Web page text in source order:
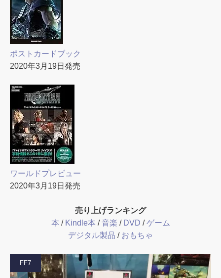
ポストカードブック
2020年3月19日発売
ワールドプレビュー
2020年3月19日発売
売り上げランキング
本 / Kindle本 /音楽 / DVD /ゲーム
デジタル製品 / おもちゃ
FF7